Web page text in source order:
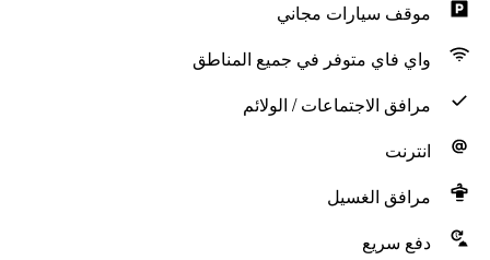
موقف سيارات مجاني
واي فاي متوفر في جميع المناطق
مرافق الاجتماعات / الولائم
انترنت
مرافق الغسيل
دفع سريع